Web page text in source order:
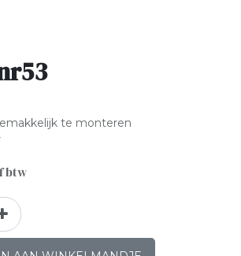
te monteren
btw